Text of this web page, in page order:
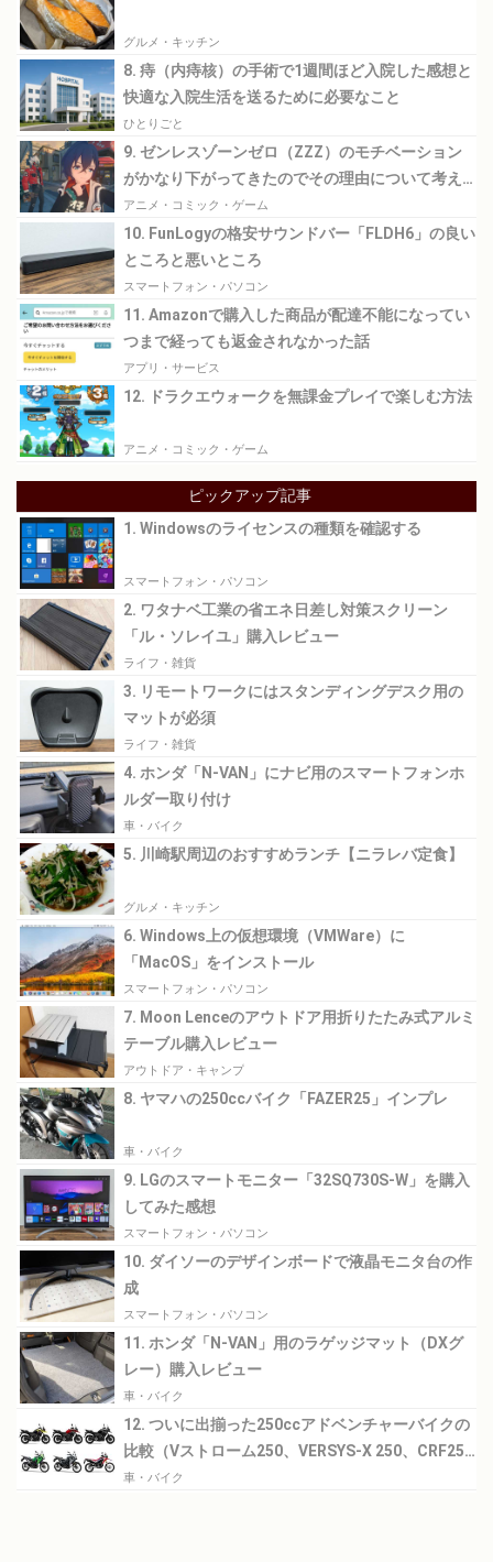
グルメ・キッチン
8. 痔（内痔核）の手術で1週間ほど入院した感想と
快適な入院生活を送るために必要なこと
ひとりごと
9. ゼンレスゾーンゼロ（ZZZ）のモチベーション
がかなり下がってきたのでその理由について考え
てみる
アニメ・コミック・ゲーム
10. FunLogyの格安サウンドバー「FLDH6」の良い
ところと悪いところ
スマートフォン・パソコン
11. Amazonで購入した商品が配達不能になってい
つまで経っても返金されなかった話
アプリ・サービス
12. ドラクエウォークを無課金プレイで楽しむ方法
アニメ・コミック・ゲーム
ピックアップ記事
1. Windowsのライセンスの種類を確認する
スマートフォン・パソコン
2. ワタナベ工業の省エネ日差し対策スクリーン
「ル・ソレイユ」購入レビュー
ライフ・雑貨
3. リモートワークにはスタンディングデスク用の
マットが必須
ライフ・雑貨
4. ホンダ「N-VAN」にナビ用のスマートフォンホ
ルダー取り付け
車・バイク
5. 川崎駅周辺のおすすめランチ【ニラレバ定食】
グルメ・キッチン
6. Windows上の仮想環境（VMWare）に
「MacOS」をインストール
スマートフォン・パソコン
7. Moon Lenceのアウトドア用折りたたみ式アルミ
テーブル購入レビュー
アウトドア・キャンプ
8. ヤマハの250ccバイク「FAZER25」インプレ
車・バイク
9. LGのスマートモニター「32SQ730S-W」を購入
してみた感想
スマートフォン・パソコン
10. ダイソーのデザインボードで液晶モニタ台の作
成
スマートフォン・パソコン
11. ホンダ「N-VAN」用のラゲッジマット（DXグ
レー）購入レビュー
車・バイク
12. ついに出揃った250ccアドベンチャーバイクの
比較（Vストローム250、VERSYS-X 250、CRF250
RALLY）
車・バイク